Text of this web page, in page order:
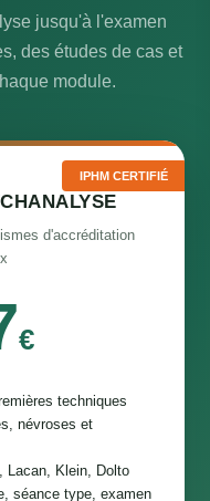
jusqu'à l'examen
des études de cas et
module.
IPHM CERTIFIÉ
d'accréditation
€
techniques
névroses et
Lacan, Klein, Dolto
séance type, examen